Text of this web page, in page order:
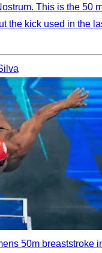
This is the 50
the kick used in the
50m breaststroke